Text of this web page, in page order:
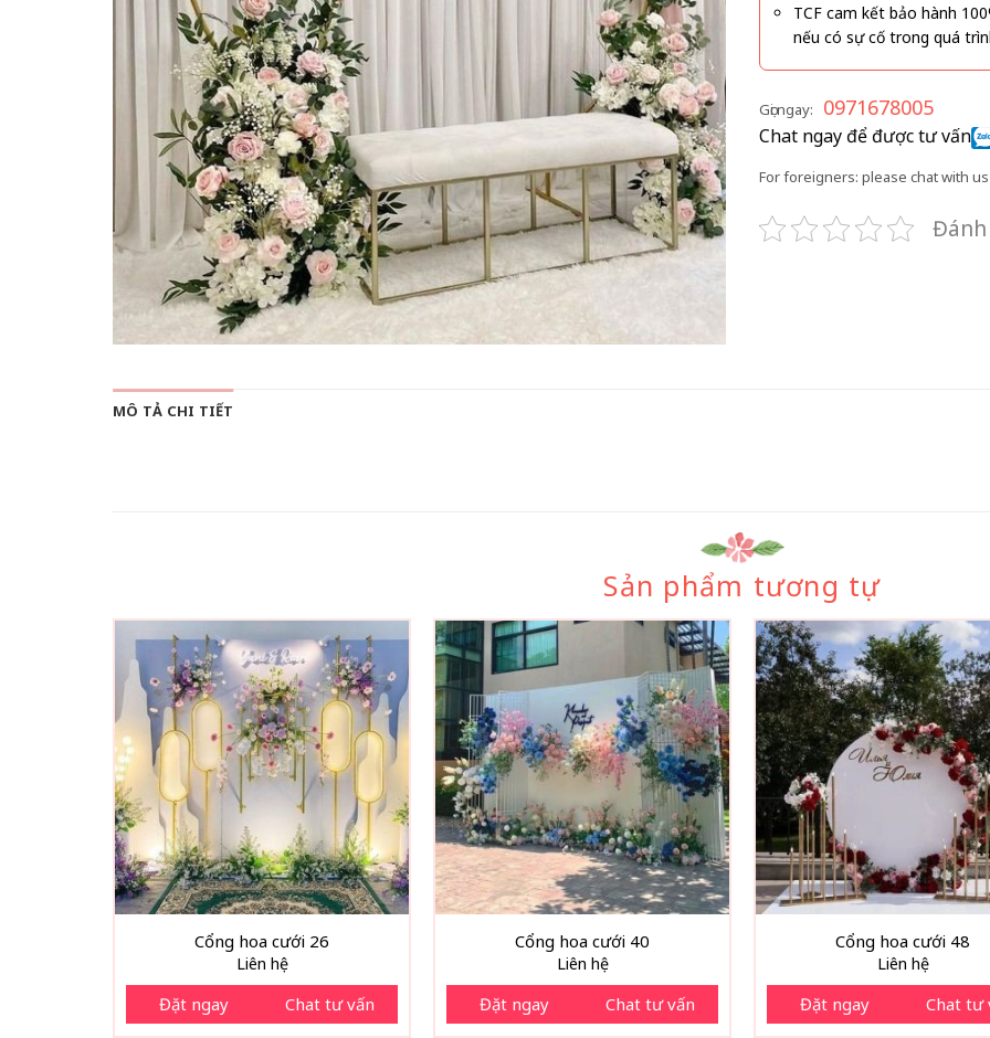
TCF cam kết bảo hành
nếu có sự cố trong quá
Gọi ngay: 0971678005
Chat ngay để được tư vấn
For foreigners: please chat with
MÔ TẢ CHI TIẾT
Sản phẩm tương tự
Cổng hoa cưới 26
Liên hệ
Đặt ngay Chat tư vấn
Cổng hoa cưới 40
Liên hệ
Đặt ngay Chat tư vấn
Cổng hoa cưới 48
Liên hệ
Đặt ngay Chat tư